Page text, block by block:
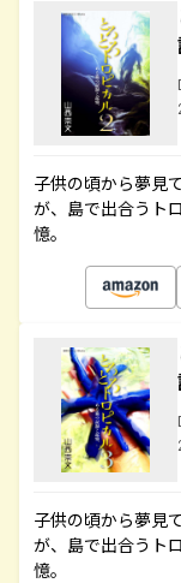
子供の頃から夢見
が、島で出合うト
憶。
子供の頃から夢見
が、島で出合うト
憶。